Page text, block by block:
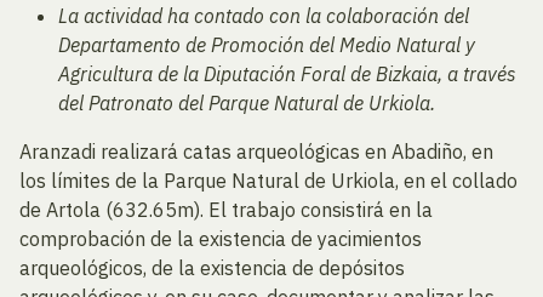
La actividad ha contado con la colaboración del
Departamento de Promoción del Medio Natural y
Agricultura de la Diputación Foral de Bizkaia, a través
del Patronato del Parque Natural de Urkiola.
Aranzadi realizará catas arqueológicas en Abadiño, en
los límites de la Parque Natural de Urkiola, en el collado
de Artola (632.65m). El trabajo consistirá en la
comprobación de la existencia de yacimientos
arqueológicos, de la existencia de depósitos